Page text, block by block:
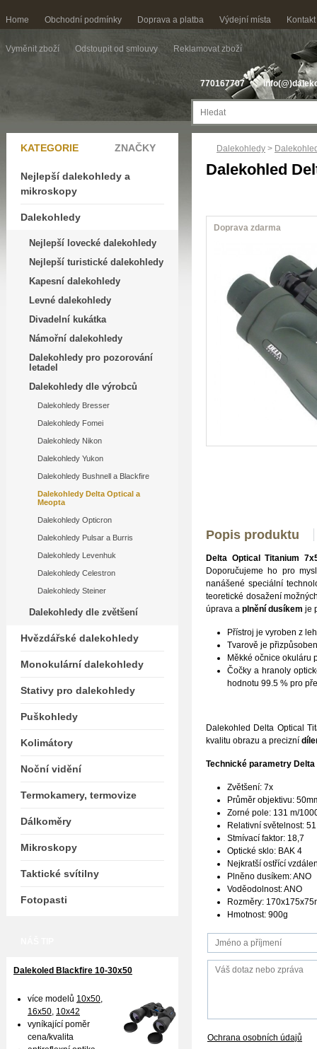
Home Obchodní podmínky Doprava a platba Výdejní místa Kontakt
Vyměnit zboží Odstoupit od smlouvy Reklamovat zboží
770167707
Dalekohledy >
Dalekohled
Doprava zdarma
Popis produktu
Delta Optical Titanium
Doporučujeme ho pro
nanášené speciální
teoretické dosažení
úprava a plnění dusíkem je
Přístroj je vyroben z
Tvarově je
Měkké očnice okuláru
Čočky a hranoly
hodnotu 99.5 % pro
Dalekohled Delta Optical
kvalitu obrazu a precizní
Technické parametry
Zvětšení: 7x
Průměr objektivu:
Zorné pole: 131 m/
Relativní světelnost: 51
Stmívací faktor: 18,7
Optické sklo: BAK 4
Nejkratší ostřící
Plněno dusíkem: ANO
Voděodolnost: ANO
Rozměry:
Hmotnost: 900g
Ochrana osobních údajů
KATEGORIE ZNAČKY
Nejlepší dalekohledy a
mikroskopy
Dalekohledy
Nejlepší lovecké dalekohledy
Nejlepší turistické dalekohledy
Kapesní dalekohledy
Levné dalekohledy
Divadelní kukátka
Námořní dalekohledy
Dalekohledy pro pozorování
letadel
Dalekohledy dle výrobců
Dalekohledy Bresser
Dalekohledy Fomei
Dalekohledy Nikon
Dalekohledy Yukon
Dalekohledy Bushnell a Blackfire
Dalekohledy Delta Optical a
Meopta
Dalekohledy Opticron
Dalekohledy Pulsar a Burris
Dalekohledy Levenhuk
Dalekohledy Celestron
Dalekohledy Steiner
Dalekohledy dle zvětšení
Hvězdářské dalekohledy
Monokulární dalekohledy
Stativy pro dalekohledy
Puškohledy
Kolimátory
Noční vidění
Termokamery, termovize
Dálkoměry
Mikroskopy
Taktické svítilny
Fotopasti
Dalekoled Blackfire 10-30x50
více modelů 10x50,
16x50, 10x42
vyníkající poměr
cena/kvalita